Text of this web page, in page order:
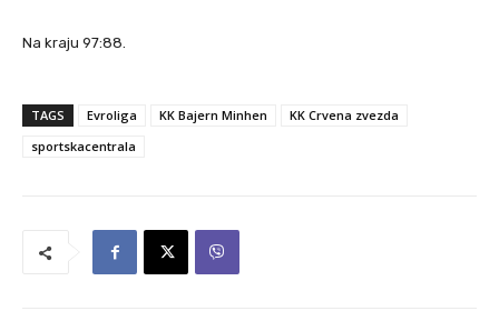
Na kraju 97:88.
TAGS Evroliga KK Bajern Minhen
KK Crvena zvezda
sportskacentrala